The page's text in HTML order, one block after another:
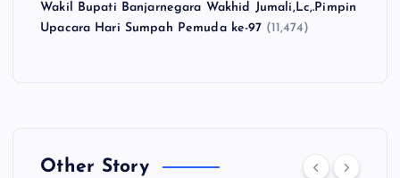
Wakil Bupati Banjarnegara Wakhid Jumali,Lc,.Pimpin
Upacara Hari Sumpah Pemuda ke-97 (11,474)
Other Story